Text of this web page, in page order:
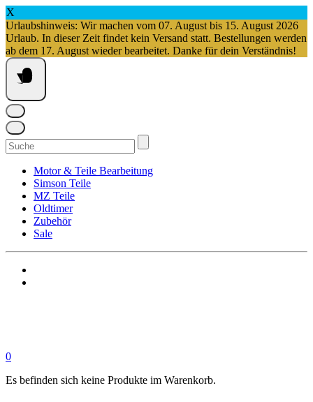
X
Urlaubshinweis: Wir machen vom 07. August bis 15. August 2026
Urlaub. In dieser Zeit findet kein Versand statt. Bestellungen werden
ab dem 17. August wieder bearbeitet. Danke für dein Verständnis!
Springe
zum
Inhalt
Suchen
nach:
Motor & Teile Bearbeitung
Simson Teile
MZ Teile
Oldtimer
Zubehör
Sale
0
Es befinden sich keine Produkte im Warenkorb.